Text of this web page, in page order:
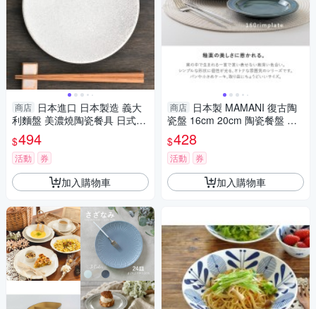
商店 日本進口 日本製造 義大
利麵盤 美濃燒陶瓷餐具 日式餐
具 陶瓷盤子 日式盤子 白色盤子
日式碗盤
$494
活動 券
加入購物車
商店 日本製 MAMANI 復古陶
瓷盤 16cm 20cm 陶瓷餐盤 盤
子 點心盤 蛋糕盤 居家餐盤 MA
MANI 復古陶瓷盤 16cm 20cm
$428
活動 券
加入購物車